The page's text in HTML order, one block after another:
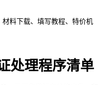
料下载、填写教程、特价机
处理程序清单